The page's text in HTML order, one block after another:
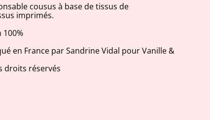
cousus à base de tissus de
imprimés.
en France par Sandrine Vidal pour Vanille &
droits réservés